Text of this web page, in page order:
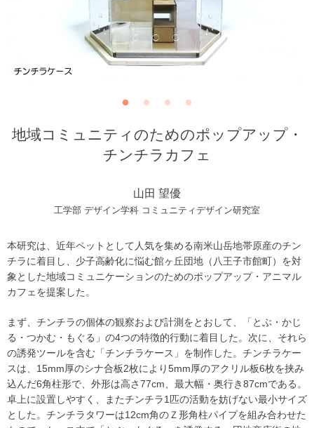
地域コミュニティのためのポップアップ・
チンチラカフェ
山田 望優
工学部 デザイン学科 コミュニティデザイン研究室
本研究は、近年ペットとして人気を集める南米山岳地帯原産のチン
チラに着目し、少子高齢化に悩む館ヶ丘団地（八王子市館町）を対
象とした地域コミュニケーションのためのポップアップ・アニマル
カフェを提案した。
まず、チンチラの個体の観察および計測をとおして、「とぶ・かじ
る・つかむ・もぐる」の4つの特徴的行動に着目した。次に、それら
の誘発ツールを含む「チンチラケース」を制作した。チンチラケー
スは、15mm厚のシナ合板2枚により5mm厚のアクリル板6枚を挟み
込んだ6角柱形で、外形は高さ77cm、最大幅・奥行き87cmである。
卓上に設置しやすく、またチンチラ1匹の活動を妨げない最小サイズ
とした。チンチラタワーは12cm角のＺ形角柱パイプを組み合わせた